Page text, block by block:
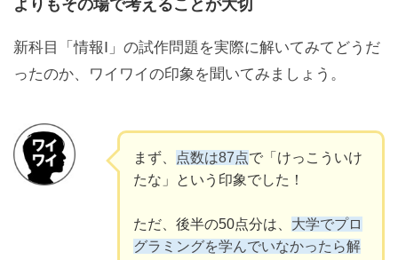
よりもその場で考えることが大切
新科目「情報Ⅰ」の試作問題を実際に解いてみてどうだ
ったのか、ワイワイの印象を聞いてみましょう。
まず、 点数は87点で「けっこういけ
たな」という印象でした！
ただ、後半の50点分は、 大学でプロ
グラミングを学んでいなかったら解